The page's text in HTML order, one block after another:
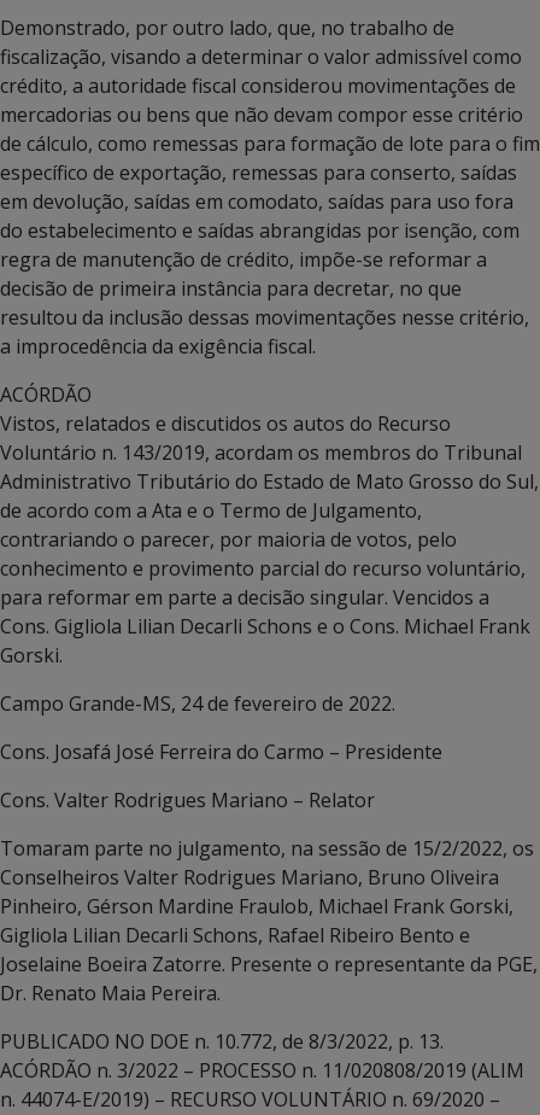
Demonstrado, por outro lado, que, no trabalho de
fiscalização, visando a determinar o valor admissível como
crédito, a autoridade fiscal considerou movimentações de
mercadorias ou bens que não devam compor esse critério
de cálculo, como remessas para formação de lote para o fim
específico de exportação, remessas para conserto, saídas
em devolução, saídas em comodato, saídas para uso fora
do estabelecimento e saídas abrangidas por isenção, com
regra de manutenção de crédito, impõe-se reformar a
decisão de primeira instância para decretar, no que
resultou da inclusão dessas movimentações nesse critério,
a improcedência da exigência fiscal.
ACÓRDÃO
Vistos, relatados e discutidos os autos do Recurso
Voluntário n. 143/2019, acordam os membros do Tribunal
Administrativo Tributário do Estado de Mato Grosso do Sul,
de acordo com a Ata e o Termo de Julgamento,
contrariando o parecer, por maioria de votos, pelo
conhecimento e provimento parcial do recurso voluntário,
para reformar em parte a decisão singular. Vencidos a
Cons. Gigliola Lilian Decarli Schons e o Cons. Michael Frank
Gorski.
Campo Grande-MS, 24 de fevereiro de 2022.
Cons. Josafá José Ferreira do Carmo – Presidente
Cons. Valter Rodrigues Mariano – Relator
Tomaram parte no julgamento, na sessão de 15/2/2022, os
Conselheiros Valter Rodrigues Mariano, Bruno Oliveira
Pinheiro, Gérson Mardine Fraulob, Michael Frank Gorski,
Gigliola Lilian Decarli Schons, Rafael Ribeiro Bento e
Joselaine Boeira Zatorre. Presente o representante da PGE,
Dr. Renato Maia Pereira.
PUBLICADO NO DOE n. 10.772, de 8/3/2022, p. 13.
ACÓRDÃO n. 3/2022 – PROCESSO n. 11/020808/2019 (ALIM
n. 44074-E/2019) – RECURSO VOLUNTÁRIO n. 69/2020 –